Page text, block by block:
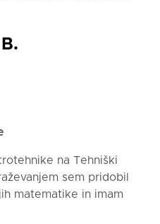
na Tehniški
sem pridobil
matematike in imam
otrok v osnovni in